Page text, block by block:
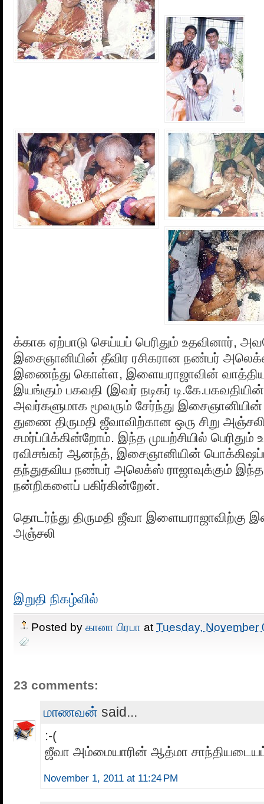
க்காக ஏற்பாடு செய்யப் பெரிதும் உதவினார்,
இசைஞானியின் தீவிர ரசிகரான நண்பர்
இணைந்து கொள்ள, இளையராஜாவின்
இயங்கும் பகவதி (இவர் நடிகர்
அவர்களுமாக மூவரும் சேர்ந்து
துணை திருமதி ஜீவாவிற்கான ஒரு சிறு
சமர்ப்பிக்கின்றோம். இந்த முயற்சியில்
ரவிசங்கர் ஆனந்த், இசைஞானியின்
தந்துதவிய நண்பர் அலெக்ஸ் ராஜாவுக்கும்
நன்றிகளைப் பகிர்கின்றேன்.
தொடர்ந்து திருமதி ஜீவா இளையராஜாவிற்கு
அஞ்சலி
இறுதி நிகழ்வில்
Posted by கானா பிரபா at Tuesday, November
23 comments:
மாணவன் said...
:-(
ஜீவா அம்மையாரின் ஆத்மா
November 1, 2011 at 11:24 PM